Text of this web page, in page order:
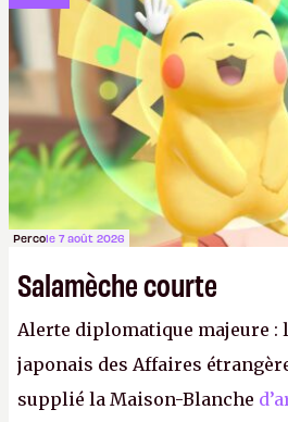
anciens. Il leur faudrait une
consoles à ces petits cons !
Percole 7 août 2026
Salamèche courte
Alerte diplomatique majeure :
japonais des Affaires
supplié la Maison-Blanche